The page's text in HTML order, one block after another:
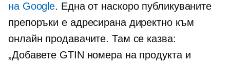
на Google. Една от наскоро публикуваните
препоръки е адресирана директно към
онлайн продавачите. Там се казва:
„Добавете GTIN номера на продукта и